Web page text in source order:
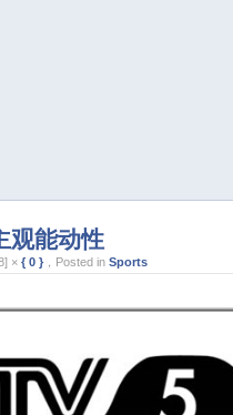
观能动性
×{ 0 } ，Posted inSports